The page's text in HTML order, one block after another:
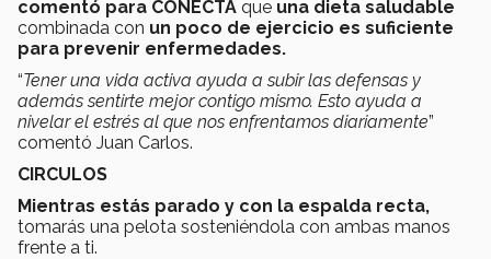
comentó para CONECTA que una dieta saludable
combinada con un poco de ejercicio es suficiente
para prevenir enfermedades.
“Tener una vida activa ayuda a subir las defensas y
además sentirte mejor contigo mismo. Esto ayuda a
nivelar el estrés al que nos enfrentamos diariamente”
comentó Juan Carlos.
CIRCULOS
Mientras estás parado y con la espalda recta,
tomarás una pelota sosteniéndola con ambas manos
frente a ti.